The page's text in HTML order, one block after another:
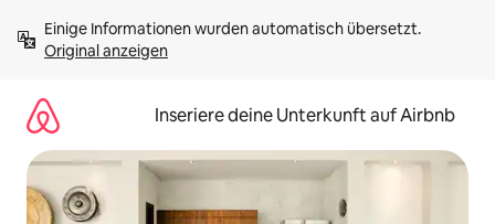
Inhalten
springenOriginal anzeigen
Inseriere deine Unterkunft auf Airbnb